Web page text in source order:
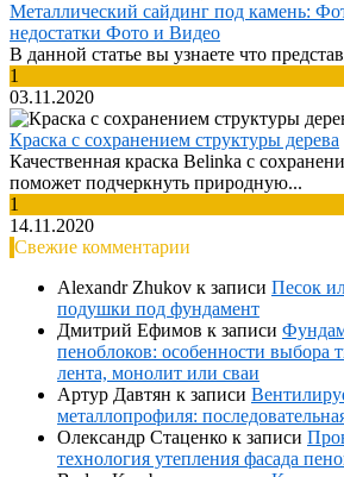
Металлический сайдинг под камень:
недостатки Фото и Видео
В данной статье вы узнаете что
1
03.11.2020
Краска с сохранением структуры дерева
Качественная краска Belinka с
поможет подчеркнуть природную...
1
14.11.2020
Свежие комментарии
Alexandr Zhukov к записи Песок
подушки под фундамент
Дмитрий Ефимов к записи
пеноблоков: особенности выбора
лента, монолит или сваи
Артур Давтян к записи
металлопрофиля:
Олександр Стаценко к записи
технология утепления фасада